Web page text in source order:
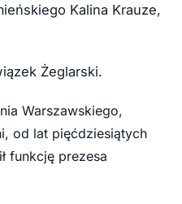
Kalina Krauze,
Żeglarski.
Warszawskiego,
od lat pięćdziesiątych
funkcję prezesa